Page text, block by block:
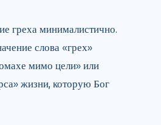
греха минималистично.
слова «грех»
мимо цели» или
жизни, которую Бог